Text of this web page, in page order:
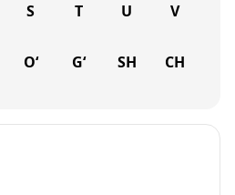
S T U V
O‘ G‘ SH CH